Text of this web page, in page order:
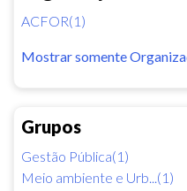
ACFOR(1)
Mostrar somente
Grupos
Gestão Pública(1)
Meio ambiente e Urb...(1)